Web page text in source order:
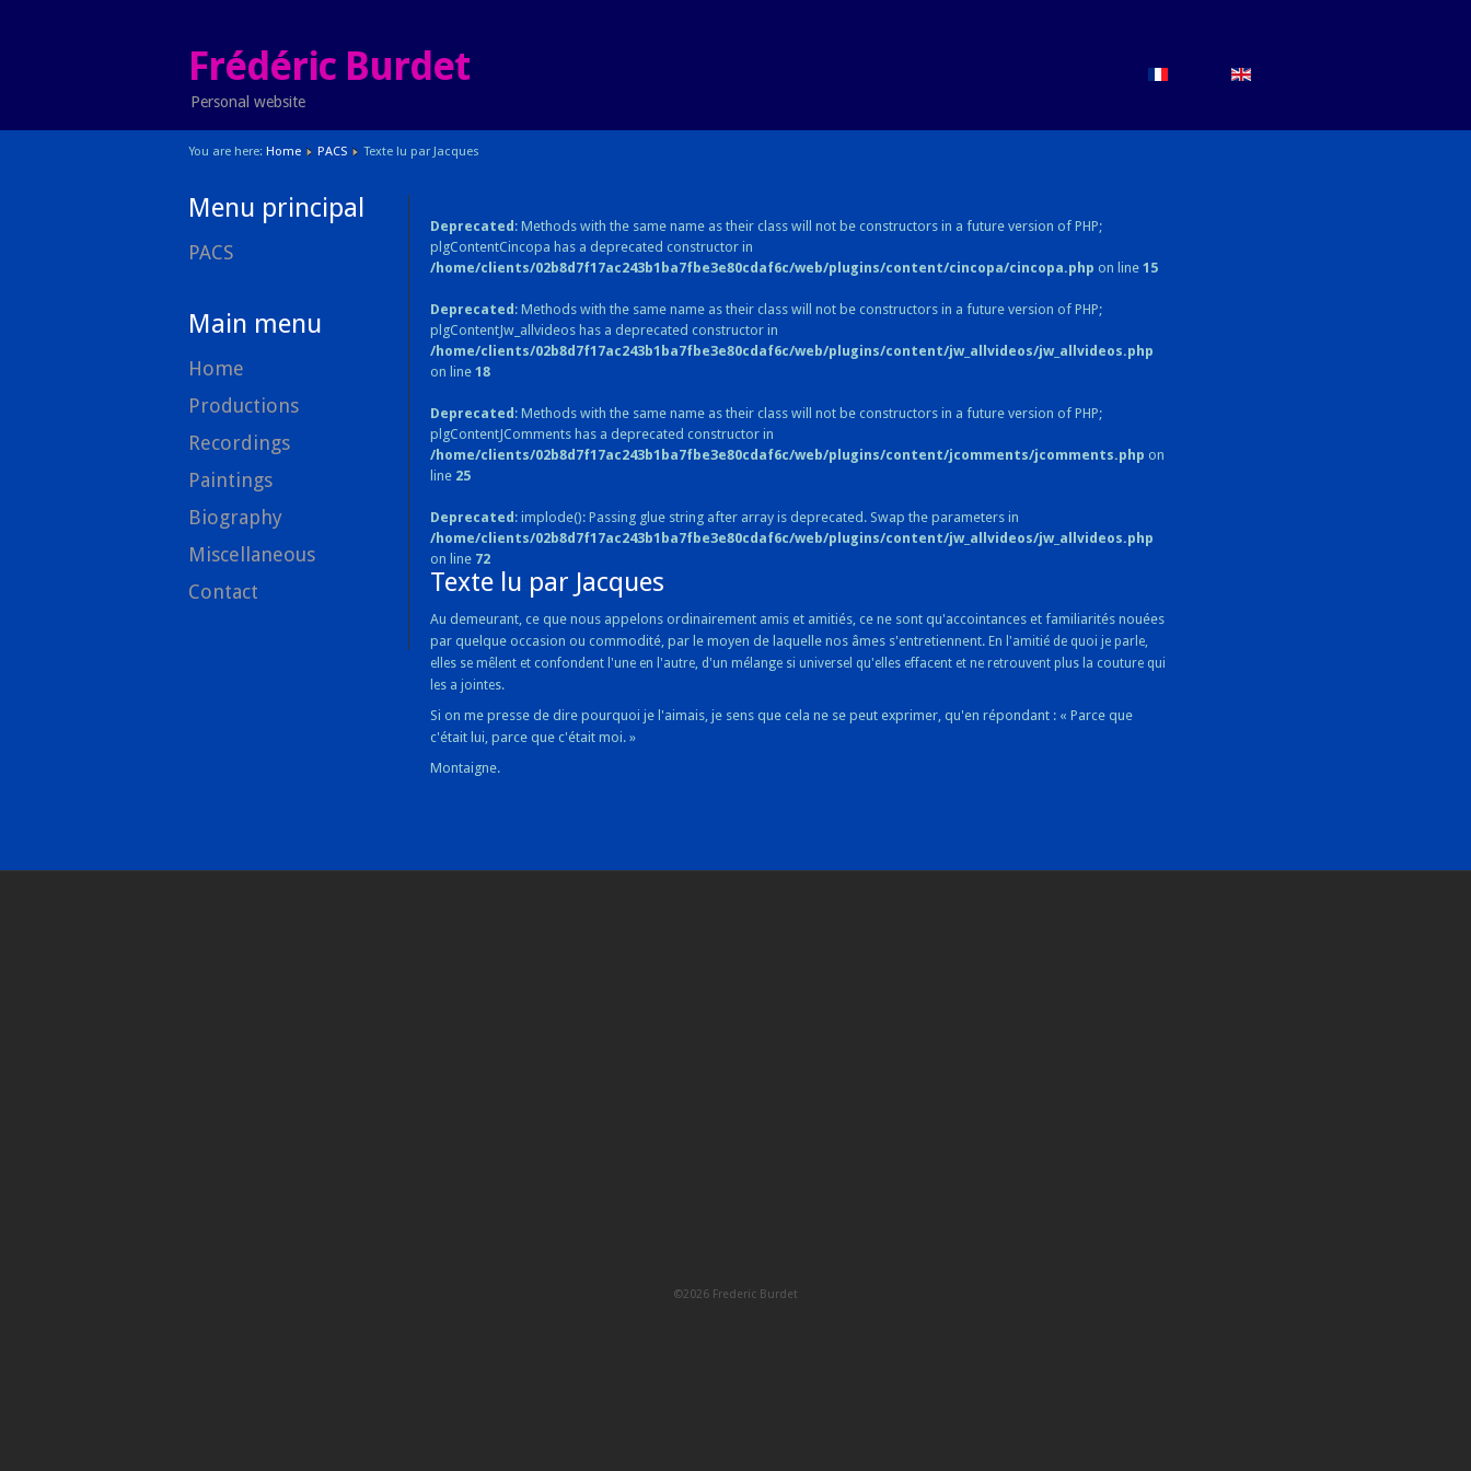
Frédéric Burdet
Personal website
You are here: Home PACS Texte lu par Jacques
Menu principal
PACS
Main menu
Home
Productions
Recordings
Paintings
Biography
Miscellaneous
Contact
Deprecated : Methods with the same name as their class will not be constructors in a future version of PHP;
plgContentCincopa has a deprecated constructor in
/home/clients/02b8d7f17ac243b1ba7fbe3e80cdaf6c/web/plugins/content/cincopa/cincopa.php on line 15
Deprecated : Methods with the same name as their class will not be constructors in a future version of PHP;
plgContentJw_allvideos has a deprecated constructor in
/home/clients/02b8d7f17ac243b1ba7fbe3e80cdaf6c/web/plugins/content/jw_allvideos/jw_allvideos.php
on line 18
Deprecated : Methods with the same name as their class will not be constructors in a future version of PHP;
plgContentJComments has a deprecated constructor in
/home/clients/02b8d7f17ac243b1ba7fbe3e80cdaf6c/web/plugins/content/jcomments/jcomments.php on
line 25
Deprecated : implode(): Passing glue string after array is deprecated. Swap the parameters in
/home/clients/02b8d7f17ac243b1ba7fbe3e80cdaf6c/web/plugins/content/jw_allvideos/jw_allvideos.php
on line 72
Texte lu par Jacques
Au demeurant, ce que nous appelons ordinairement amis et amitiés, ce ne sont qu'accointances et familiarités nouées
par quelque occasion ou commodité, par le moyen de laquelle nos âmes s'entretiennent. En l'amitié de quoi je parle,
elles se mêlent et confondent l'une en l'autre, d'un mélange si universel qu'elles effacent et ne retrouvent plus la couture qui
les a jointes.
Si on me presse de dire pourquoi je l'aimais, je sens que cela ne se peut exprimer, qu'en répondant : « Parce que
c'était lui, parce que c'était moi. »
Montaigne.
©2026 Frederic Burdet